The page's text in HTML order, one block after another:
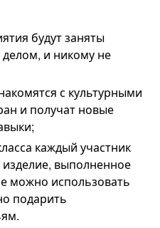
будут заняты
и никому не
с культурными
и получат новые
каждый участник
выполненное
можно использовать
подарить